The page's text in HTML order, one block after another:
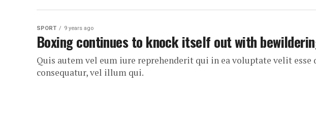
SPORT 9 years ago
Boxing continues to knock itself out with
Quis autem vel eum iure reprehenderit qui in ea voluptate velit
consequatur, vel illum qui.